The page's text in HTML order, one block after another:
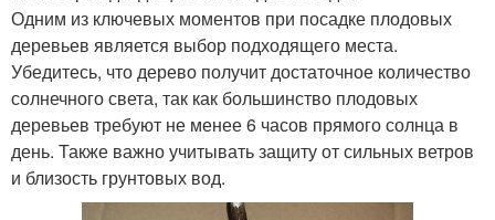
Одним из ключевых моментов при посадке плодовых
деревьев является выбор подходящего места.
Убедитесь, что дерево получит достаточное количество
солнечного света, так как большинство плодовых
деревьев требуют не менее 6 часов прямого солнца в
день. Также важно учитывать защиту от сильных ветров
и близость грунтовых вод.